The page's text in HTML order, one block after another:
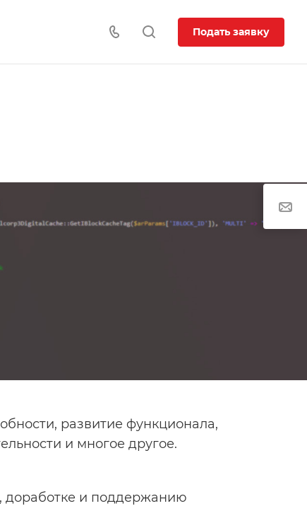
Подать заявку
развитие функционала,
и многое другое.
доработке и поддержанию